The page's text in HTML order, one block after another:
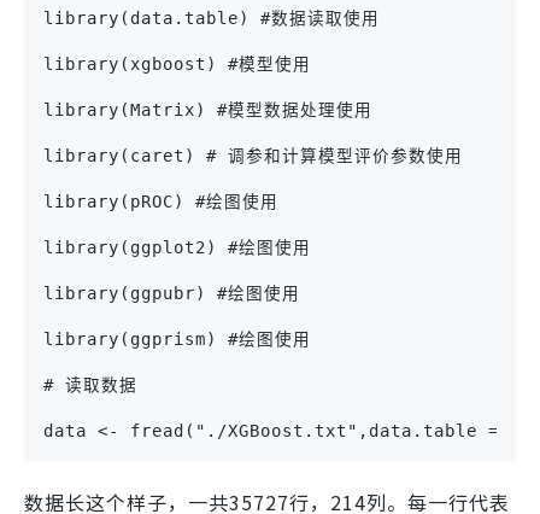
library(data.table) #数据读取使用
library(xgboost) #模型使用
library(Matrix) #模型数据处理使用
library(caret) # 调参和计算模型评价参数使用
library(pROC) #绘图使用
library(ggplot2) #绘图使用
library(ggpubr) #绘图使用
library(ggprism) #绘图使用
# 读取数据
data <- fread("./XGBoost.txt",data.table = F)  #
数据长这个样子，一共35727行，214列。每一行代表